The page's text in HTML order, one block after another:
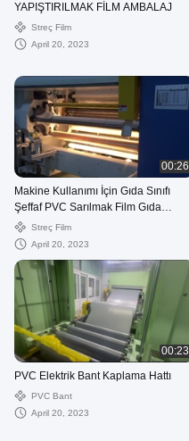
YAPIŞTIRILMAK FİLM AMBALAJ
Streç Film
April 20, 2023
00:26
Makine Kullanımı İçin Gıda Sınıfı
Şeffaf PVC Sarılmak Film Gıda
Sarma Filmi
Streç Film
April 20, 2023
00:23
PVC Elektrik Bant Kaplama Hattı
PVC Bant
April 20, 2023